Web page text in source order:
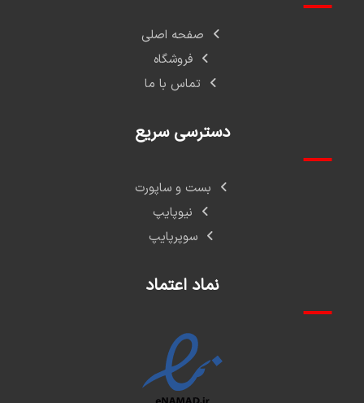
صفحه اصلی
فروشگاه
تماس با ما
دسترسی سریع
بست و ساپورت
نیوپایپ
سوپرپایپ
نماد اعتماد